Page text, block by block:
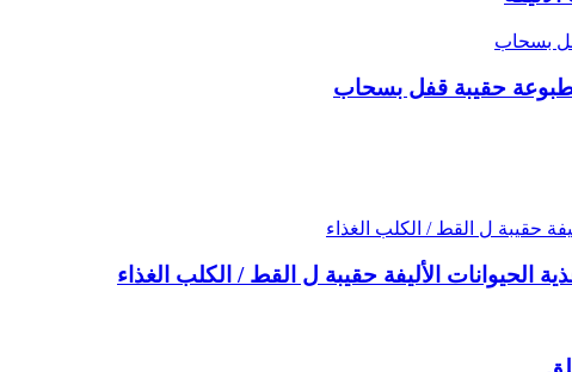
حقيبة قفل بسحاب
الحيوانات الأليفة حقيبة ل القط / الكلب الغذاء